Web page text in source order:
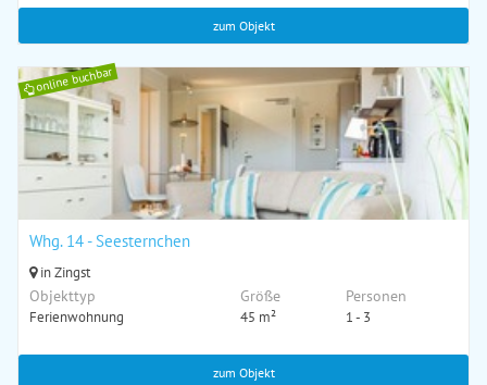
zum Objekt
online buchbar
Whg. 14 - Seesternchen
in Zingst
Objekttyp
Ferienwohnung
Größe
45 m²
Personen
1 - 3
zum Objekt